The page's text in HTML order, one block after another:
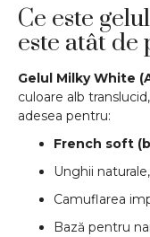
Ce este
este atât de
Gelul Milky White
culoare alb
adesea pentru:
French soft
Unghii
Camuflarea
Bază pentru